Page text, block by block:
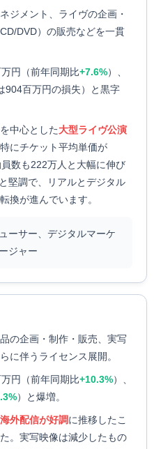
ジメント、ライヴの企画・
DVD）の販売などを一貫
円（前年同期比+7.6%）、
904百万円の損失）と黒字
中心とした大型ライヴ公演
にチケット平均単価が
数も222万人と大幅に伸び
堅調で、リアルとデジタル
換が進んでいます。
ーサー、デジタルマーケ
ジャー
の企画・制作・販売、実写
に伴うライセンス展開。
円（前年同期比+10.3%）、
）と爆増。
海外配信が好調に推移したこ
。実写映像は減少したもの